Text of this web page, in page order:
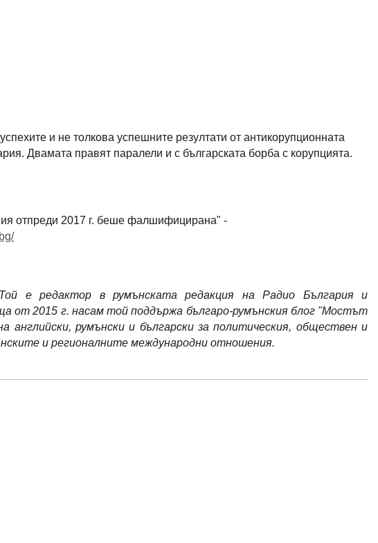
и не толкова успешните резултати от антикорупционната
Двамата правят паралели и с българската борба с корупцията.
отпреди 2017 г. беше фалшифицирана" -
е редактор в румънската редакция на Радио България и
от 2015 г. насам той поддържа българо-румънския блог "Мостът
румънски и български за политическия, обществен и
и регионалните международни отношения.